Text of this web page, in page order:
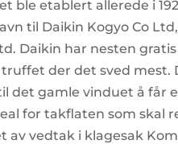
ble etablert allerede i
til Daikin Kogyo Co
Daikin har nesten
der det sved
det gamle vinduet å får
for takflaten som skal
av vedtak i klagesak